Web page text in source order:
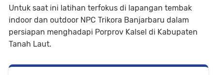
Untuk saat ini latihan terfokus di lapangan tembak
indoor dan outdoor NPC Trikora Banjarbaru dalam
persiapan menghadapi Porprov Kalsel di Kabupaten
Tanah Laut.